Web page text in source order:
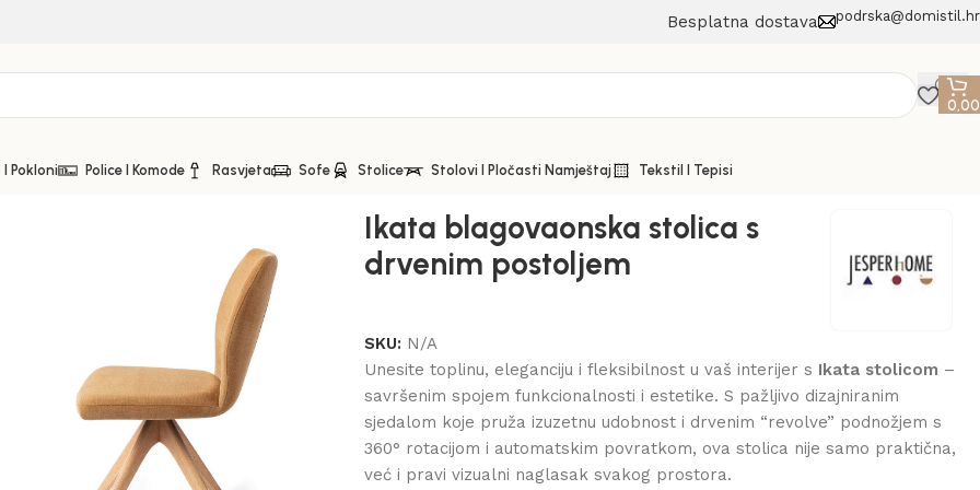
Besplatna dostava podrska@domistil.hr
Pokloni Police I Komode Rasvjeta Sofe Stolice Stolovi I Pločasti Namještaj Tekstil I Tepisi
Ikata blagovaonska stolica s
drvenim postoljem
SKU: N/A
Unesite toplinu, eleganciju i fleksibilnost u vaš interijer s Ikata stolicom –
savršenim spojem funkcionalnosti i estetike. S pažljivo dizajniranim
sjedalom koje pruža izuzetnu udobnost i drvenim “revolve” podnožjem s
360° rotacijom i automatskim povratkom, ova stolica nije samo praktična,
već i pravi vizualni naglasak svakog prostora.